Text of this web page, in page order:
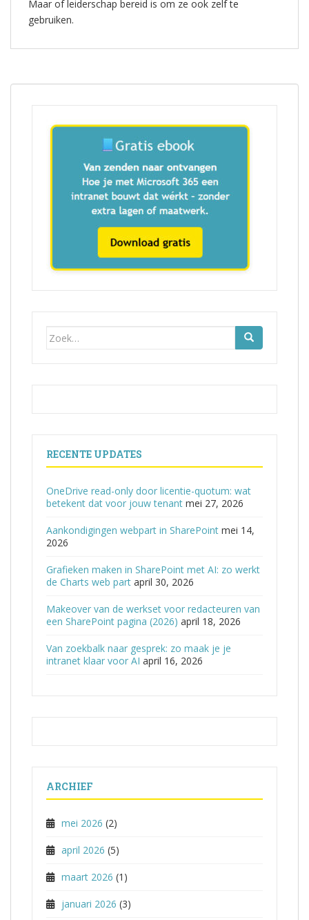
Maar of leiderschap bereid is om ze ook zelf te
gebruiken.
Zoek
RECENTE UPDATES
OneDrive read-only door licentie-quotum: wat
betekent dat voor jouw tenant mei 27, 2026
Aankondigingen webpart in SharePoint mei 14,
2026
Grafieken maken in SharePoint met AI: zo werkt
de Charts web part april 30, 2026
Makeover van de werkset voor redacteuren van
een SharePoint pagina (2026) april 18, 2026
Van zoekbalk naar gesprek: zo maak je je
intranet klaar voor AI april 16, 2026
ARCHIEF
mei 2026 (2)
april 2026 (5)
maart 2026 (1)
januari 2026 (3)